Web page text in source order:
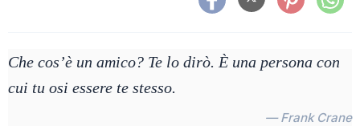
Che cos’è un amico? Te lo dirò. È una persona con
cui tu osi essere te stesso.
— Frank Crane